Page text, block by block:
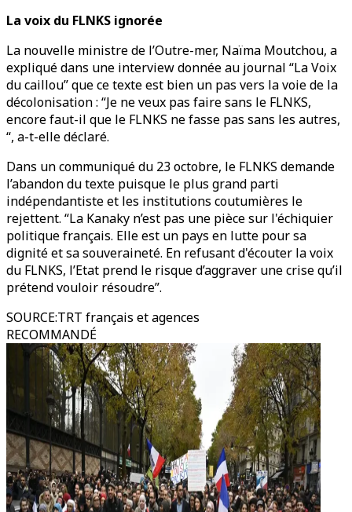
La voix du FLNKS ignorée
La nouvelle ministre de l’Outre-mer, Naïma Moutchou, a
expliqué dans une interview donnée au journal “La Voix
du caillou” que ce texte est bien un pas vers la voie de la
décolonisation : “Je ne veux pas faire sans le FLNKS,
encore faut-il que le FLNKS ne fasse pas sans les autres,
“, a-t-elle déclaré.
Dans un communiqué du 23 octobre, le FLNKS demande
l’abandon du texte puisque le plus grand parti
indépendantiste et les institutions coutumières le
rejettent. “La Kanaky n’est pas une pièce sur l'échiquier
politique français. Elle est un pays en lutte pour sa
dignité et sa souveraineté. En refusant d'écouter la voix
du FLNKS, l’Etat prend le risque d’aggraver une crise qu’il
prétend vouloir résoudre”.
SOURCE:TRT français et agences
RECOMMANDÉ